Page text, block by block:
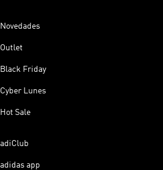
Novedades
Outlet
Black Friday
Cyber Lunes
Hot Sale
adiClub
adidas app